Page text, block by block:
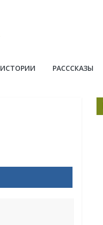
ИСТОРИИ РАСССКАЗЫ